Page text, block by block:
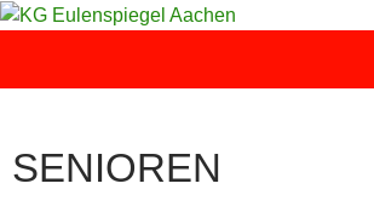
Zum
SENIOREN